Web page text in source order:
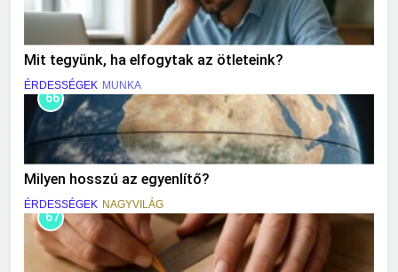
Mit tegyünk, ha elfogytak az ötleteink?
ÉRDESSÉGEK MUNKA
66
Milyen hosszú az egyenlítő?
ÉRDESSÉGEK NAGYVILÁG
67